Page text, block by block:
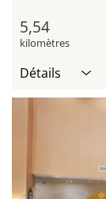
5,54
kilomètres
Détails